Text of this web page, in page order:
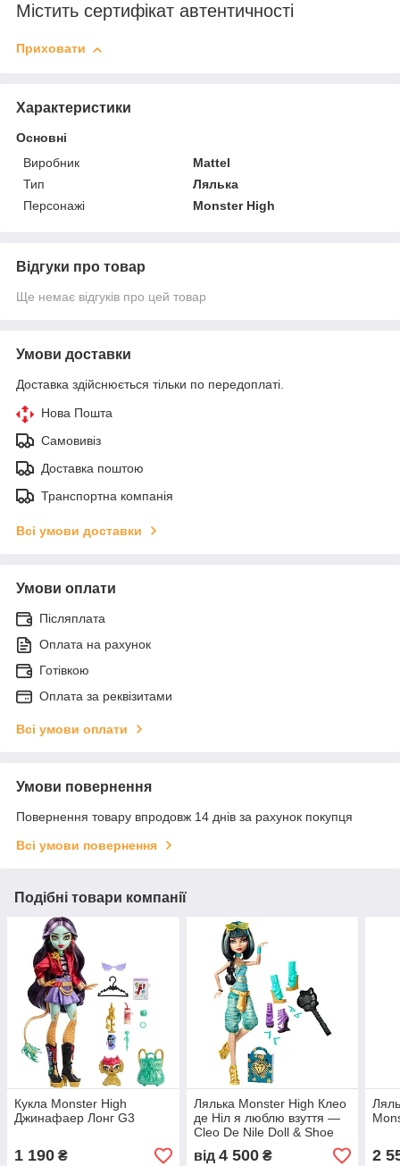
Містить сертифікат автентичності
Приховати
Характеристики
Основні
Виробник
Mattel
Тип
Лялька
Персонажі
Monster High
Відгуки про товар
Ще немає відгуків про цей товар
Умови доставки
Доставка здійснюється тільки по передоплаті.
Нова Пошта
Самовивіз
Доставка поштою
Транспортна компанія
Всі умови доставки
Умови оплати
Післяплата
Оплата на рахунок
Готівкою
Оплата за реквізитами
Всі умови оплати
Умови повернення
Повернення товару впродовж 14 днів за рахунок покупця
Всі умови повернення
Подібні товари компанії
Кукла Monster High
Джинафаер Лонг G3
1 190 ₴
Лялька Monster High Клео
де Ніл я люблю взуття —
Cleo De Nile Doll & Shoe
Collection
від 4 500₴ 2